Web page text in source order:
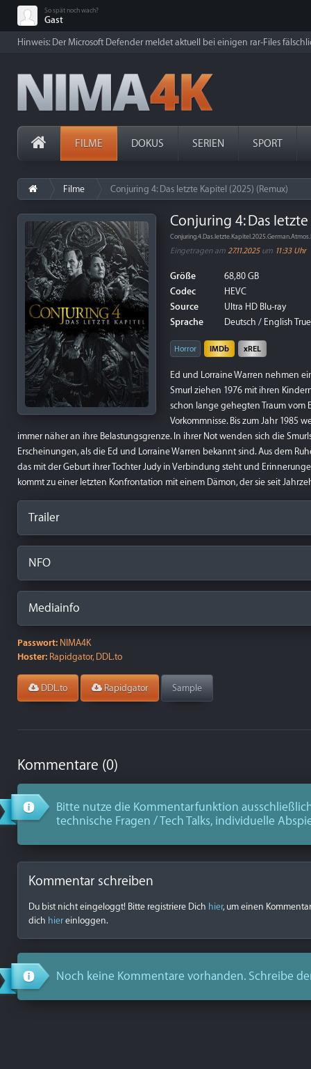
So spät noch wach?
Gast
Hinweis: Der Microsoft Defender meldet aktuell bei einigen rar-Files
FILME DOKUS SERIEN SPORT
Filme Conjuring 4: Das letzte Kapitel (2025) (Remux)
Conjuring 4: Das
Eingetragen am 27.11.2025um 11:33 Uhr
Größe
68,80 GB
Codec
HEVC
Source
Ultra HD Blu-ray
Sprache
Deutsch / English
Horror IMDb xREL
Ed und Lorraine Warren nehmen
Smurl ziehen 1976 mit ihren
schon lange gehegten Traum vom
Vorkommnisse. Bis zum Jahr 1985
immer näher an ihre Belastungsgrenze. In ihrer Not wenden sich die
Erscheinungen, als die Ed und Lorraine Warren bekannt sind. Aus dem
das mit der Geburt ihrer Tochter Judy in Verbindung steht und
kommt zu einer letzten Konfrontation mit einem Dämon, der sie seit
Trailer
NFO
Mediainfo
Passwort: NIMA4K
Hoster: Rapidgator, DDL.to
DDL.to Rapidgator Sample
Kommentare (0)
Bitte nutze die Kommentarfunktion
technische Fragen / Tech Talks, individuelle
Kommentar schreiben
Du bist nicht eingeloggt! Bitte registriere Dich hier, um einen
dich hiereinloggen.
Noch keine Kommentare vorhanden. Schreibe